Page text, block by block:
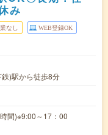
み
なし WEB登録OK
)駅から徒歩8分
間)※9:00～17：00